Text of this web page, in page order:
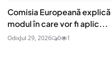
Comisia Europeană explică
modul în care vor fi aplic...
OdixJul 29, 2026 0 1